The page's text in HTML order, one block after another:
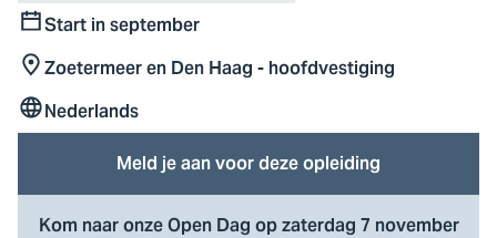
StartStart in september
Locatie
Zoetermeer en Den Haag - hoofdvestiging
TaalNederlands
Meld je aan voor deze opleiding
Kom naar onze Open Dag op zaterdag 7 november